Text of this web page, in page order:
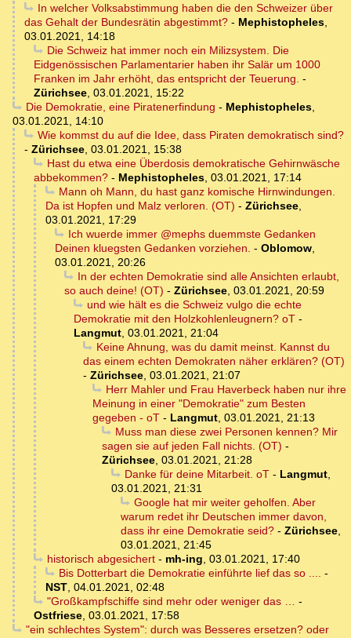
In welcher Volksabstimmung haben die den Schweizer über
das Gehalt der Bundesrätin abgestimmt? - Mephistopheles,
03.01.2021, 14:18
Die Schweiz hat immer noch ein Milizsystem. Die
Eidgenössischen Parlamentarier haben ihr Salär um 1000
Franken im Jahr erhöht, das entspricht der Teuerung. -
Zürichsee, 03.01.2021, 15:22
Die Demokratie, eine Piratenerfindung - Mephistopheles,
03.01.2021, 14:10
Wie kommst du auf die Idee, dass Piraten demokratisch sind?
- Zürichsee, 03.01.2021, 15:38
Hast du etwa eine Überdosis demokratische Gehirnwäsche
abbekommen? - Mephistopheles, 03.01.2021, 17:14
Mann oh Mann, du hast ganz komische Hirnwindungen.
Da ist Hopfen und Malz verloren. (OT) - Zürichsee,
03.01.2021, 17:29
Ich wuerde immer @mephs duemmste Gedanken
Deinen kluegsten Gedanken vorziehen. - Oblomow,
03.01.2021, 20:26
In der echten Demokratie sind alle Ansichten erlaubt,
so auch deine! (OT) - Zürichsee, 03.01.2021, 20:59
und wie hält es die Schweiz vulgo die echte
Demokratie mit den Holzkohlenleugnern? oT -
Langmut, 03.01.2021, 21:04
Keine Ahnung, was du damit meinst. Kannst du
das einem echten Demokraten näher erklären? (OT)
- Zürichsee, 03.01.2021, 21:07
Herr Mahler und Frau Haverbeck haben nur ihre
Meinung in einer "Demokratie" zum Besten
gegeben - oT - Langmut, 03.01.2021, 21:13
Muss man diese zwei Personen kennen? Mir
sagen sie auf jeden Fall nichts. (OT) -
Zürichsee, 03.01.2021, 21:28
Danke für deine Mitarbeit. oT- Langmut,
03.01.2021, 21:31
Google hat mir weiter geholfen. Aber
warum redet ihr Deutschen immer davon,
dass ihr eine Demokratie seid? - Zürichsee,
03.01.2021, 21:45
historisch abgesichert- mh-ing, 03.01.2021, 17:40
Bis Dotterbart die Demokratie einführte lief das so .... -
NST, 04.01.2021, 02:48
"Großkampfschiffe sind mehr oder weniger das … -
Ostfriese, 03.01.2021, 17:58
"ein schlechtes System": durch was Besseres ersetzen? oder